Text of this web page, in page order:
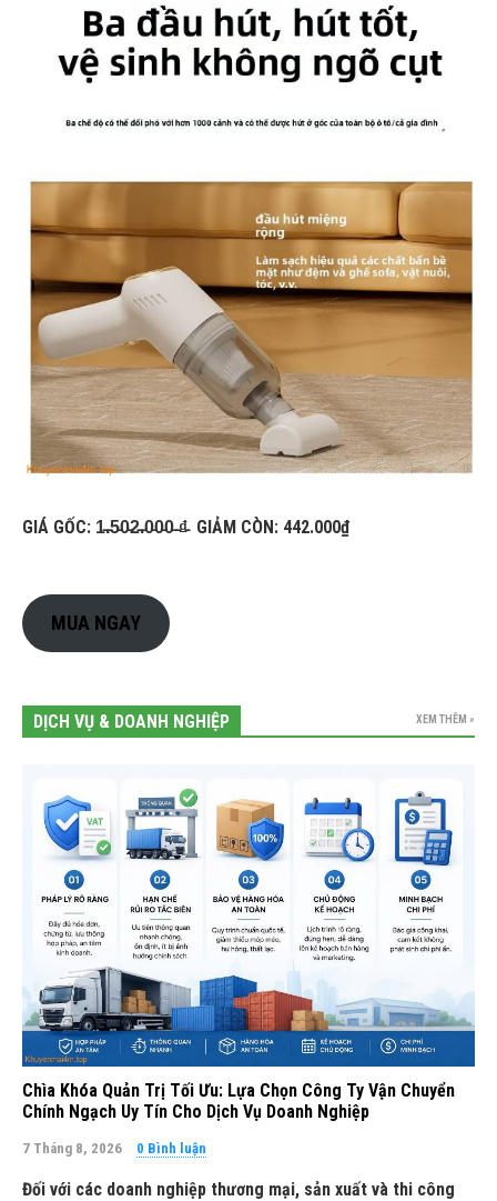
GIÁ GỐC: 1̵.̵5̵0̵2̵.̵0̵0̵0̵ ̵₫̵ GIẢM CÒN: 442.000₫
MUA NGAY
DỊCH VỤ & DOANH NGHIỆP XEM THÊM »
Chìa Khóa Quản Trị Tối Ưu: Lựa Chọn Công Ty Vận Chuyển
Chính Ngạch Uy Tín Cho Dịch Vụ Doanh Nghiệp
7 Tháng 8, 2026 0 Bình luận
Đối với các doanh nghiệp thương mại, sản xuất và thi công